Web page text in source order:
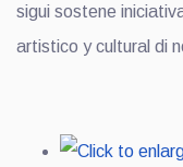
sigui sostene
artistico y cultural di